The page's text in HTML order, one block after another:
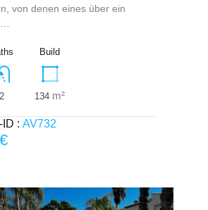
von denen eines über ein
2
Build
134 m²
ID : AV732